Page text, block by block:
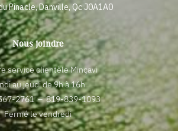
Pinacle, Danville, Qc J0A1A0
Nous joindre
service clientèle Minçavi
au jeudi de 9h à 16h
2761–819-839-1093
Fermé le vendredi